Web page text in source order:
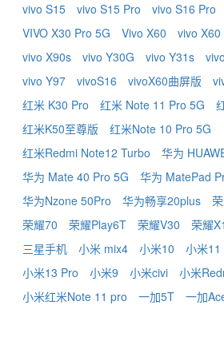
vivo S15
vivo S15 Pro vivo S16 Pro
VIVO X30 Pro 5G
Vivo X60 vivo X60
vivo X90s
vivo Y30G vivo Y31s
vivo Y97
vivoS16 vivoX60曲屏版
红米 K30 Pro
红米 Note 11 Pro 5G
红米K50至尊版
红米Note 10 Pro 5G
红米Redmi Note12 Turbo
华为
华为 Mate 40 Pro 5G
华为 MatePad
华为Nzone 50Pro
华为畅享20plus
荣耀70
荣耀Play6T 荣耀V30 荣耀
三星手机
小米 mix4 小米10 小米11
小米13 Pro
小米9 小米civi
小米
小米红米Note 11 pro
一加5T 一加